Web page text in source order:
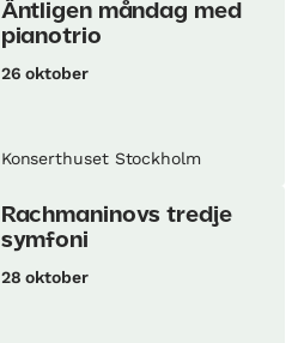
Äntligen måndag med
pianotrio
26 oktober
Konserthuset Stockholm
Rachmaninovs tredje
symfoni
28 oktober